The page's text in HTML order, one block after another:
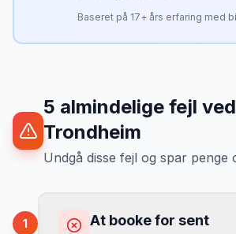
Baseret på 17+ års erfaring med
5 almindelige fejl
Trondheim
Undgå disse fejl og spar
1 At booke for sent